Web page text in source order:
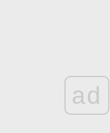
ad